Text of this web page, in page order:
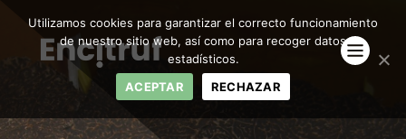
Utilizamos cookies para garantizar el correcto funcionamiento
de nuestro sitio web, así como para recoger datos
estadísticos.
ACEPTAR
RECHAZAR